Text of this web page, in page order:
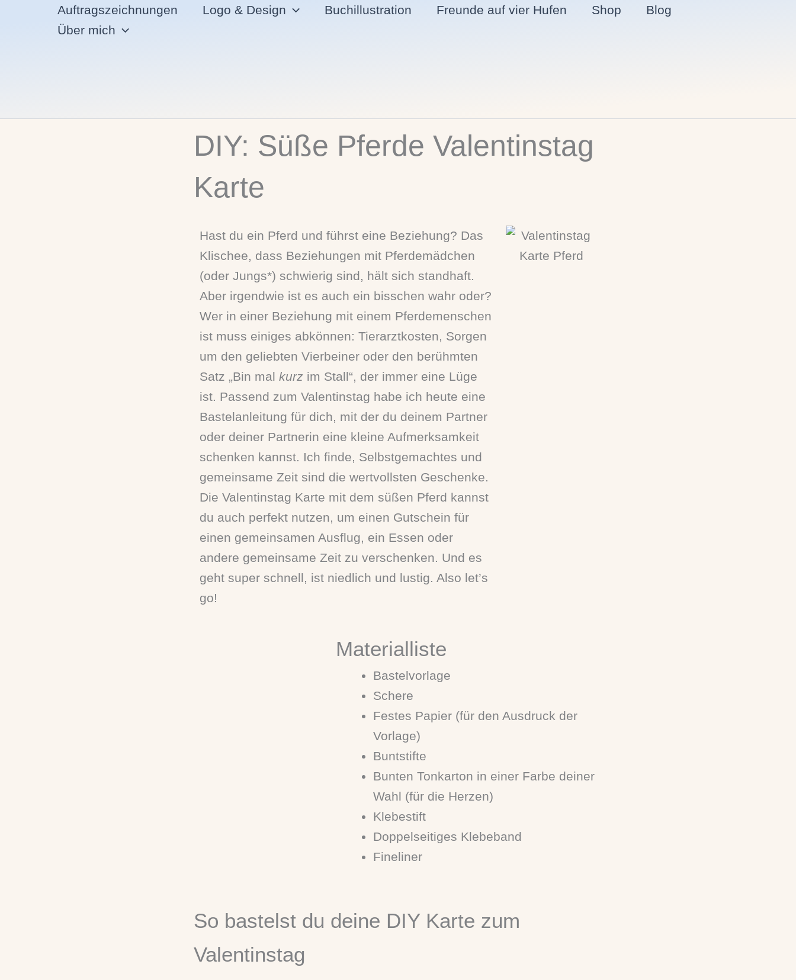
Auftragszeichnungen Logo & Design Buchillustration Freunde auf vier Hufen Shop
Blog
Über mich
DIY: Süße Pferde Valentinstag
Karte
Hast du ein Pferd und führst eine Beziehung? Das
Klischee, dass Beziehungen mit Pferdemädchen
(oder Jungs*) schwierig sind, hält sich standhaft.
Aber irgendwie ist es auch ein bisschen wahr oder?
Wer in einer Beziehung mit einem Pferdemenschen
ist muss einiges abkönnen: Tierarztkosten, Sorgen
um den geliebten Vierbeiner oder den berühmten
Satz „Bin mal kurz im Stall“, der immer eine Lüge
ist. Passend zum Valentinstag habe ich heute eine
Bastelanleitung für dich, mit der du deinem Partner
oder deiner Partnerin eine kleine Aufmerksamkeit
schenken kannst. Ich finde, Selbstgemachtes und
gemeinsame Zeit sind die wertvollsten Geschenke.
Die Valentinstag Karte mit dem süßen Pferd kannst
du auch perfekt nutzen, um einen Gutschein für
einen gemeinsamen Ausflug, ein Essen oder
andere gemeinsame Zeit zu verschenken. Und es
geht super schnell, ist niedlich und lustig. Also let’s
go!
Materialliste
Bastelvorlage
Schere
Festes Papier (für den Ausdruck der
Vorlage)
Buntstifte
Bunten Tonkarton in einer Farbe deiner
Wahl (für die Herzen)
Klebestift
Doppelseitiges Klebeband
Fineliner
So bastelst du deine DIY Karte zum
Valentinstag